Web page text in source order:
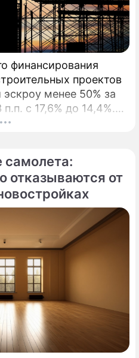
финансирования
проектов
менее 50% за
с 17,6% до 14,4%. В
ДОМ.
самолета:
отказываются от